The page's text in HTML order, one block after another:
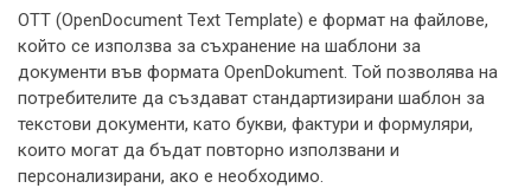
OTT (OpenDocument Text Template) е формат на файлове,
който се използва за съхранение на шаблони за
документи във формата OpenDokument. Той позволява на
потребителите да създават стандартизирани шаблон за
текстови документи, като букви, фактури и формуляри,
които могат да бъдат повторно използвани и
персонализирани, ако е необходимо.